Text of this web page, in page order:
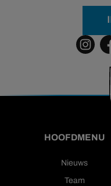
HOOFDMENU
Nieuws
Team